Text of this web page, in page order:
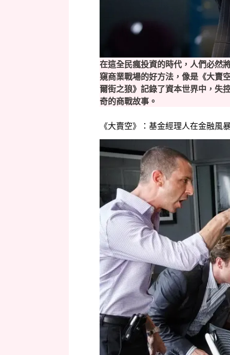
在這全民瘋投資的時代，人們必然
窺商業戰場的好方法，像是《大賣
爾街之狼》記錄了資本世界中，失
奇的商戰故事。
《大賣空》：基金經理人在金融風